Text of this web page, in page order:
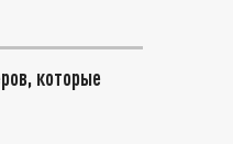
которые